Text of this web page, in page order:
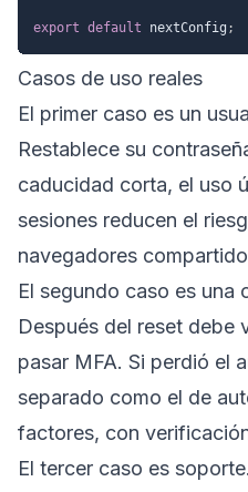
export default nextConfig ;
Casos de uso reales
El primer caso es un
Restablece su
caducidad corta, el uso
sesiones reducen el
navegadores
El segundo caso es una
Después del reset debe
pasar MFA. Si perdió el
separado como el de
factores, con
El tercer caso es